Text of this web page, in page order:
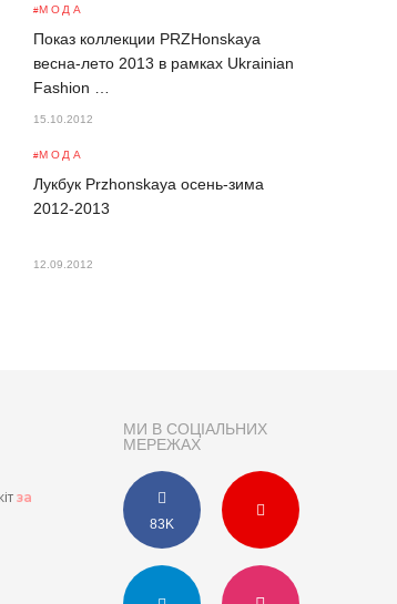
МОДА
Показ коллекции PRZHonskaya
весна-лето 2013 в рамках Ukrainian
Fashion …
15.10.2012
МОДА
Лукбук Przhonskaya осень-зима
2012-2013
12.09.2012
МИ В СОЦІАЛЬНИХ
МЕРЕЖАХ
83K
за